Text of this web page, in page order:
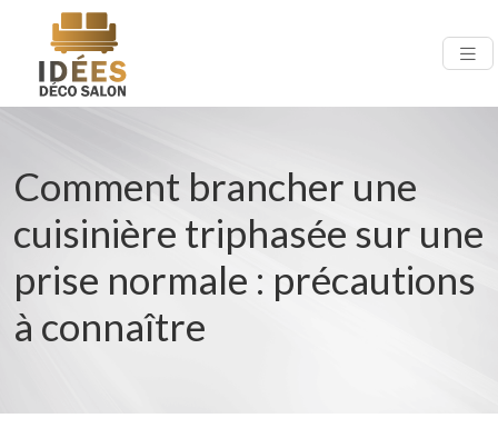
Comment brancher une
cuisinière triphasée sur une
prise normale : précautions
à connaître